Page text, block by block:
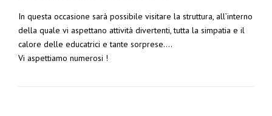
In questa occasione sarà possibile visitare la struttura, all’interno
della quale vi aspettano attività divertenti, tutta la simpatia e il
calore delle educatrici e tante sorprese….
Vi aspettiamo numerosi !